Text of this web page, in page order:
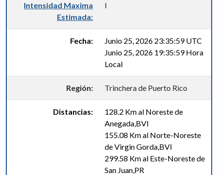
Intensidad Maxima
Estimada:
I
Fecha:
Junio 25, 2026 23:35:59 UTC
Junio 25, 2026 19:35:59 Hora
Local
Región: Trinchera de Puerto Rico
Distancias:
128.2 Km al Noreste de
Anegada,BVI
155.08 Km al Norte-Noreste
de Virgin Gorda,BVI
299.58 Km al Este-Noreste de
San Juan,PR